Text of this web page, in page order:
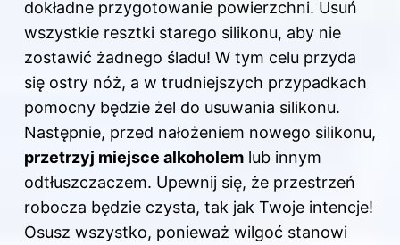
dokładne przygotowanie powierzchni. Usuń
wszystkie resztki starego silikonu, aby nie
zostawić żadnego śladu! W tym celu przyda
się ostry nóż, a w trudniejszych przypadkach
pomocny będzie żel do usuwania silikonu.
Następnie, przed nałożeniem nowego silikonu,
przetrzyj miejsce alkoholem lub innym
odtłuszczaczem. Upewnij się, że przestrzeń
robocza będzie czysta, tak jak Twoje intencje!
Osusz wszystko, ponieważ wilgoć stanowi